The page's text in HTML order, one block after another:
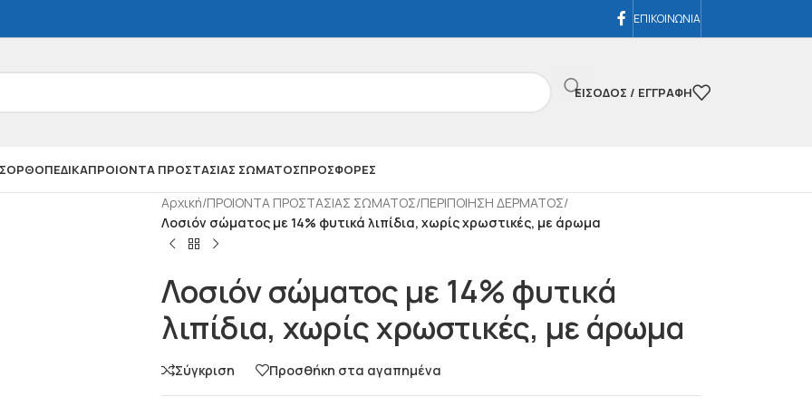
ΕΠΙΚΟΙΝΩΝΙΑ
ΕΊΣΟΔΟΣ / ΕΓΓΡΑΦΉ
ΟΡΘΟΠΕΔΙΚΑΠΡΟΙΟΝΤΑ ΠΡΟΣΤΑΣΙΑΣ ΣΩΜΑΤΟΣΠΡΟΣΦΟΡΕΣ
Αρχική/ΠΡΟΙΟΝΤΑ ΠΡΟΣΤΑΣΙΑΣ ΣΩΜΑΤΟΣ/ΠΕΡΙΠΟΙΗΣΗ ΔΕΡΜΑΤΟΣ/
Λοσιόν σώματος με 14% φυτικά λιπίδια, χωρίς χρωστικές, με άρωμα
Λοσιόν σώματος με 14% φυτικά
λιπίδια, χωρίς χρωστικές, με άρωμα
Σύγκριση Προσθήκη στα αγαπημένα